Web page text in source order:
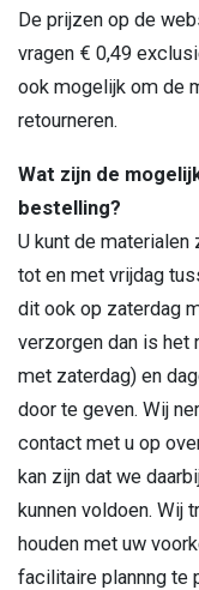
De prijzen op de
vragen € 0,49
ook mogelijk om de
retourneren.
Wat zijn de
bestelling?
U kunt de materialen
tot en met vrijdag
dit ook op zaterdag
verzorgen dan is het
met zaterdag) en
door te geven. Wij
contact met u op
kan zijn dat we
kunnen voldoen. Wij
houden met uw
facilitaire plannng te